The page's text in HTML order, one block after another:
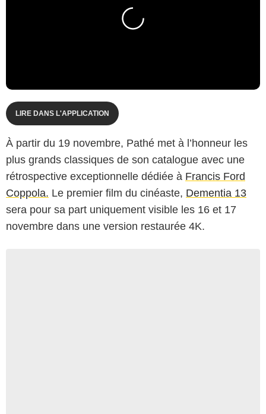
LIRE DANS L'APPLICATION
À partir du 19 novembre, Pathé met à l’honneur les
plus grands classiques de son catalogue avec une
rétrospective exceptionnelle dédiée à Francis Ford
Coppola. Le premier film du cinéaste, Dementia 13
sera pour sa part uniquement visible les 16 et 17
novembre dans une version restaurée 4K.